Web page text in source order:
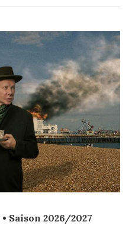
Saison 2026/2027